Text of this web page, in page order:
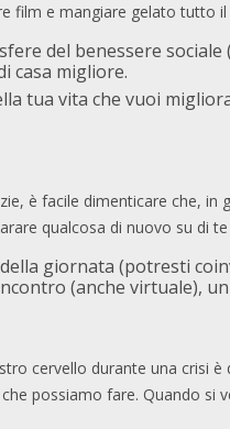
film e mangiare gelato tutto
del benessere
casa migliore.
tua vita che vuoi
è facile dimenticare che, in
qualcosa di nuovo su di
giornata (potresti
(anche virtuale),
cervello durante una crisi
possiamo fare. Quando